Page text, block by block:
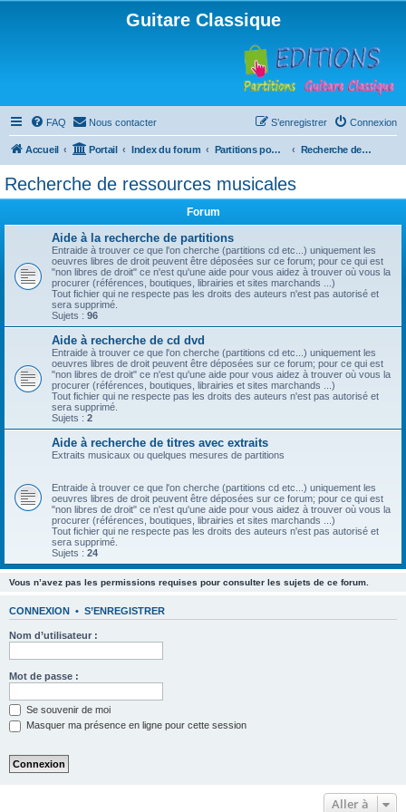
Guitare Classique
FAQ Nous contacter Connexion
S’enregistrer
Accueil Portail Index du forum Partitions pour guitare en libre téléchargement Recherche de ressources musicales
Recherche de ressources musicales
Forum
Aide à la recherche de partitions
Entraide à trouver ce que l'on cherche (partitions cd etc...) uniquement les
oeuvres libres de droit peuvent être déposées sur ce forum; pour ce qui est
"non libres de droit" ce n'est qu'une aide pour vous aidez à trouver où vous la
procurer (références, boutiques, librairies et sites marchands ...)
Tout fichier qui ne respecte pas les droits des auteurs n'est pas autorisé et
sera supprimé.
Sujets : 96
Aide à recherche de cd dvd
Entraide à trouver ce que l'on cherche (partitions cd etc...) uniquement les
oeuvres libres de droit peuvent être déposées sur ce forum; pour ce qui est
"non libres de droit" ce n'est qu'une aide pour vous aidez à trouver où vous la
procurer (références, boutiques, librairies et sites marchands ...)
Tout fichier qui ne respecte pas les droits des auteurs n'est pas autorisé et
sera supprimé.
Sujets : 2
Aide à recherche de titres avec extraits
Extraits musicaux ou quelques mesures de partitions
Entraide à trouver ce que l'on cherche (partitions cd etc...) uniquement les
oeuvres libres de droit peuvent être déposées sur ce forum; pour ce qui est
"non libres de droit" ce n'est qu'une aide pour vous aidez à trouver où vous la
procurer (références, boutiques, librairies et sites marchands ...)
Tout fichier qui ne respecte pas les droits des auteurs n'est pas autorisé et
sera supprimé.
Sujets : 24
Vous n’avez pas les permissions requises pour consulter les sujets de ce forum.
CONNEXION • S’ENREGISTRER
Nom d’utilisateur :
Mot de passe :
Se souvenir de moi
Masquer ma présence en ligne pour cette session
Aller à